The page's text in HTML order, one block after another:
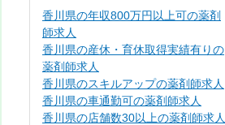
香川県の年収800万円以上可の薬剤
師求人
香川県の産休・育休取得実績有りの
薬剤師求人
香川県のスキルアップの薬剤師求人
香川県の車通勤可の薬剤師求人
香川県の店舗数30以上の薬剤師求人